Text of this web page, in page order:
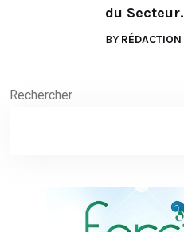
du Secteur.
BY RÉDACTION
Rechercher